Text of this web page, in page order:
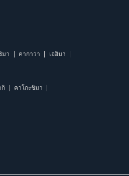
มา คากาวา
เอฮิมา
กิ
คาโกะชิมา